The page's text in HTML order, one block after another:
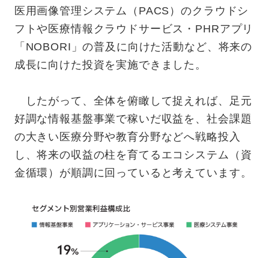
医用画像管理システム（PACS）のクラウドシ
フトや医療情報クラウドサービス・PHRアプリ
「NOBORI」の普及に向けた活動など、将来の
成長に向けた投資を実施できました。
したがって、全体を俯瞰して捉えれば、足元
好調な情報基盤事業で稼いだ収益を、社会課題
の大きい医療分野や教育分野などへ戦略投入
し、将来の収益の柱を育てるエコシステム（資
金循環）が順調に回っていると考えています。